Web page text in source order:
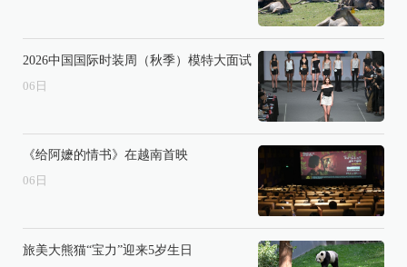
2026中国国际时装周（秋季）模特大面试
06 日
《给阿嬷的情书》在越南首映
06 日
旅美大熊猫“宝力”迎来5岁生日